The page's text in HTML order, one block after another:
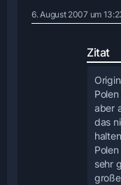
6. August 2007 um
Zitat
aber
das
sehr